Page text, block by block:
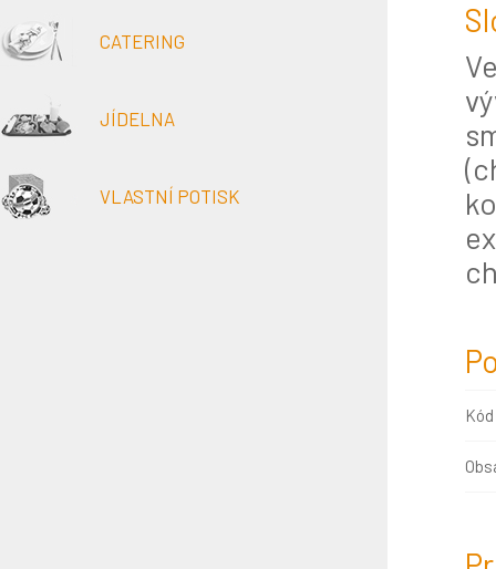
CATERING
JÍDELNA
VLASTNÍ POTISK